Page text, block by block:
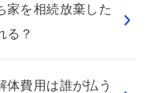
家を相続放棄した
る？
体費用は誰が払う